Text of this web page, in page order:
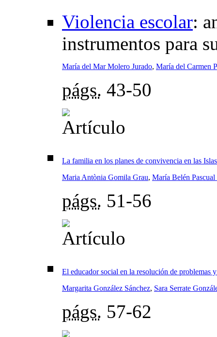
Violencia escolar:
instrumentos para
María del Mar Molero Jurado, María del Carmen
págs. 43-50
La familia en los planes de convivencia en las
Maria Antònia Gomila Grau, María Belén
págs. 51-56
El educador social en la resolución de problemas
Margarita González Sánchez, Sara Serrate
págs. 57-62